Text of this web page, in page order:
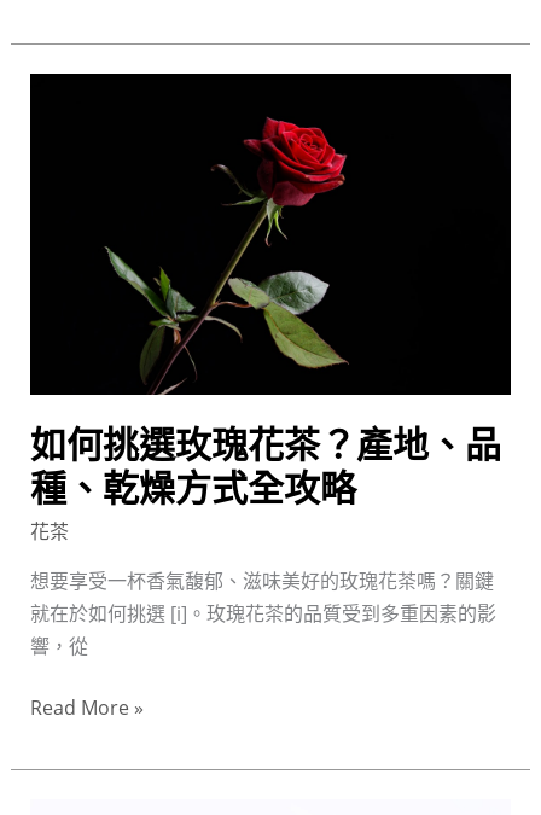
美
組
如何挑選玫瑰花茶？產地、品
種、乾燥方式全攻略
花茶
想要享受一杯香氣馥郁、滋味美好的玫瑰花茶嗎？關鍵
就在於如何挑選 [i]。玫瑰花茶的品質受到多重因素的影
響，從
種、
乾
燥
方
式
全
攻
Read More »